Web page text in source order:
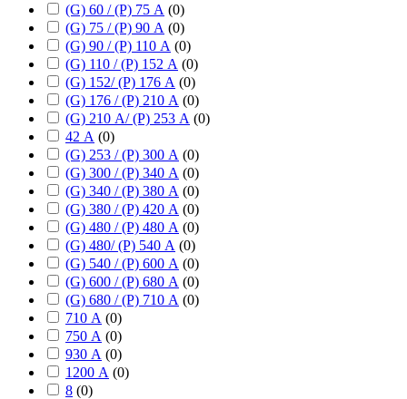
(G) 60 / (P) 75 А (0)
(G) 75 / (P) 90 А (0)
(G) 90 / (P) 110 А (0)
(G) 110 / (P) 152 А (0)
(G) 152/ (P) 176 А (0)
(G) 176 / (P) 210 А (0)
(G) 210 А/ (P) 253 А (0)
42 А (0)
(G) 253 / (P) 300 А (0)
(G) 300 / (P) 340 А (0)
(G) 340 / (P) 380 А (0)
(G) 380 / (P) 420 А (0)
(G) 480 / (P) 480 А (0)
(G) 480/ (P) 540 А (0)
(G) 540 / (P) 600 А (0)
(G) 600 / (P) 680 А (0)
(G) 680 / (P) 710 А (0)
710 А (0)
750 А (0)
930 А (0)
1200 А (0)
8 (0)